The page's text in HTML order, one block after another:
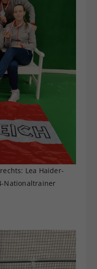
Lea Haider-
Nationaltrainer